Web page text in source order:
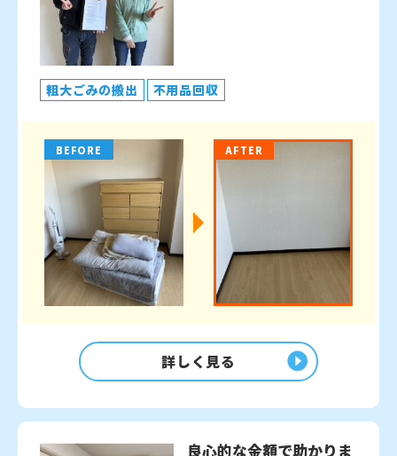
粗大ごみの搬出 不用品回収
BEFORE AFTER
詳しく見る
良心的な金額で助かりま